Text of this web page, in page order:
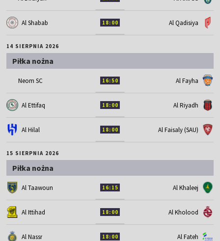
Al Shabab 18:00 Al Qadisiya
14 SIERPNIA 2026
Piłka nożna
Neom SC 16:50 Al Fayha
Al Ettifaq 18:00 Al Riyadh
Al Hilal 18:00 Al Faisaly (SAU)
15 SIERPNIA 2026
Piłka nożna
Al Taawoun 16:15 Al Khaleej
Al Ittihad 18:00 Al Kholood
Al Nassr 18:00 Al Fateh